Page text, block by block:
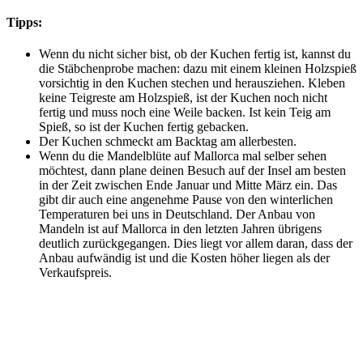
Tipps:
Wenn du nicht sicher bist, ob der Kuchen fertig ist, kannst du
die Stäbchenprobe machen: dazu mit einem kleinen Holzspieß
vorsichtig in den Kuchen stechen und herausziehen. Kleben
keine Teigreste am Holzspieß, ist der Kuchen noch nicht
fertig und muss noch eine Weile backen. Ist kein Teig am
Spieß, so ist der Kuchen fertig gebacken.
Der Kuchen schmeckt am Backtag am allerbesten.
Wenn du die Mandelblüte auf Mallorca mal selber sehen
möchtest, dann plane deinen Besuch auf der Insel am besten
in der Zeit zwischen Ende Januar und Mitte März ein. Das
gibt dir auch eine angenehme Pause von den winterlichen
Temperaturen bei uns in Deutschland. Der Anbau von
Mandeln ist auf Mallorca in den letzten Jahren übrigens
deutlich zurückgegangen. Dies liegt vor allem daran, dass der
Anbau aufwändig ist und die Kosten höher liegen als der
Verkaufspreis.